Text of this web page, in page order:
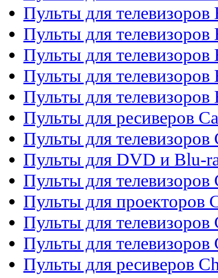
Пульты для телевизоров
Пульты для телевизоров
Пульты для телевизоров
Пульты для телевизоров
Пульты для телевизоров
Пульты для ресиверов
Пульты для телевизоров
Пульты для DVD и Blu-
Пульты для телевизоров
Пульты для проекторов
Пульты для телевизоров
Пульты для телевизоров
Пульты для ресиверов